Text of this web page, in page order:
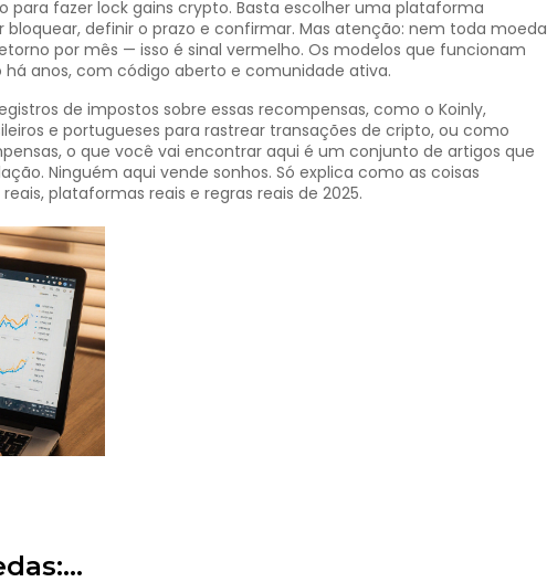
para fazer lock gains crypto. Basta escolher uma plataforma
definir o prazo e confirmar. Mas atenção: nem toda moeda
por mês — isso é sinal vermelho. Os modelos que funcionam
anos, com código aberto e comunidade ativa.
de impostos sobre essas recompensas, como o Koinly,
e portugueses para rastrear transações de cripto, ou como
o que você vai encontrar aqui é um conjunto de artigos que
Ninguém aqui vende sonhos. Só explica como as coisas
plataformas reais e regras reais de 2025.